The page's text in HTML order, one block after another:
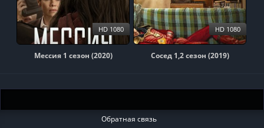
Мессия 1 сезон (2020)
HD 1080
Сосед 1,2 сезон (2019)
HD 1080
Обратная связь